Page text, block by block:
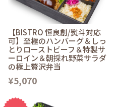
【BISTRO 恒良創/熨斗対応
可】至極のハンバーグ＆しっ
とりローストビーフ＆特製サ
ーロイン＆朝採れ野菜サラダ
の極上贅沢弁当
¥5,070